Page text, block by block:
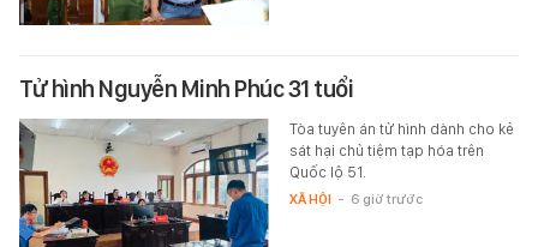
Tử hình Nguyễn Minh Phúc 31 tuổi
Tòa tuyên án tử hình dành cho kẻ
sát hại chủ tiệm tạp hóa trên
Quốc lộ 51.
XÃ HỘI - 6 giờ trước